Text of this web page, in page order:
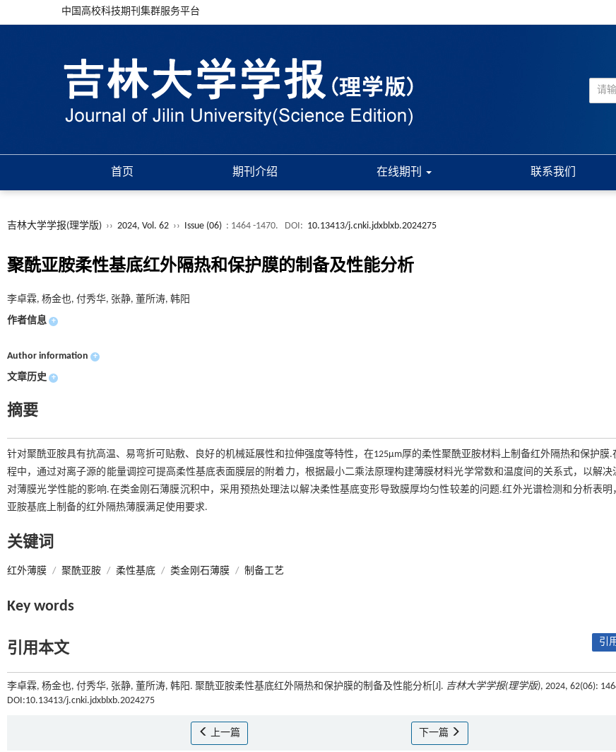
中国高校科技期刊集群服务平台
首页 期刊介绍 在线期刊 联系我们
吉林大学学报(理学版) ›› 2024, Vol. 62 ›› Issue (06) : 1464 -1470. DOI: 10.13413/j.cnki.jdxblxb.2024275
聚酰亚胺柔性基底红外隔热和保护膜的制备及性能分析
李卓霖, 杨金也, 付秀华, 张静, 董所涛, 韩阳
作者信息 +
Author information +
文章历史 +
摘要
针对聚酰亚胺具有抗高温、易弯折可贴敷、良好的机械延展性和拉伸强度等特性，在125μm厚的柔性聚酰亚胺材料上制备红外隔热和保护膜.
程中，通过对离子源的能量调控可提高柔性基底表面膜层的附着力，根据最小二乘法原理构建薄膜材料光学常数和温度间的关系式，以解决
对薄膜光学性能的影响.在类金刚石薄膜沉积中，采用预热处理法以解决柔性基底变形导致膜厚均匀性较差的问题.红外光谱检测和分析表明
亚胺基底上制备的红外隔热薄膜满足使用要求.
关键词
红外薄膜 / 聚酰亚胺 / 柔性基底 / 类金刚石薄膜 / 制备工艺
Key words
引用本文 引
李卓霖, 杨金也, 付秀华, 张静, 董所涛, 韩阳. 聚酰亚胺柔性基底红外隔热和保护膜的制备及性能分析[J]. 吉林大学学报(理学版), 2024, 62(06):
DOI:10.13413/j.cnki.jdxblxb.2024275
上一篇 下一篇